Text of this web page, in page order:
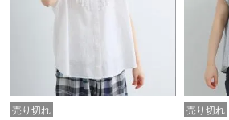
売り切れ 売り切れ